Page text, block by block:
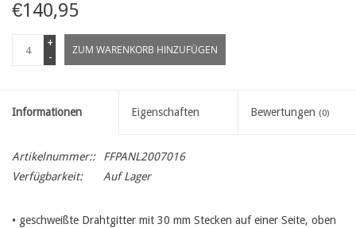
€140,95
+
-
ZUM WARENKORB HINZUFÜGEN
Informationen Eigenschaften Bewertungen (0)
Artikelnummer::
FFPANL2007016
Verfügbarkeit:
Auf Lager
• geschweißte Drahtgitter mit 30 mm Stecken auf einer Seite, oben